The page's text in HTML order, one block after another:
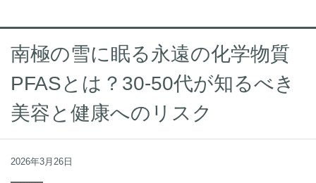
南極の雪に眠る永遠の化学物質
PFASとは？30-50代が知るべき
美容と健康へのリスク
2026年3月26日